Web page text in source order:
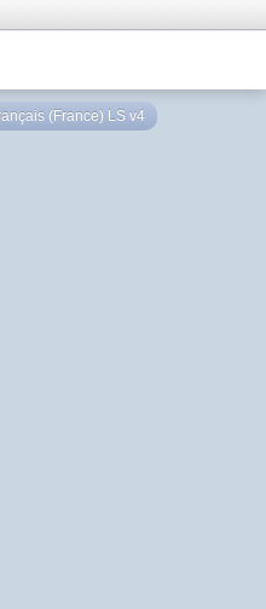
(France) LS v4